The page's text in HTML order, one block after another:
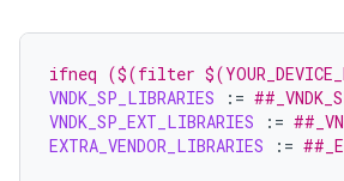
ifneq ($(filter
VNDK_SP_LIBRARIES
:=
VNDK_SP_EXT_LIBRARIES
:=
EXTRA_VENDOR_LIBRARIES
:=